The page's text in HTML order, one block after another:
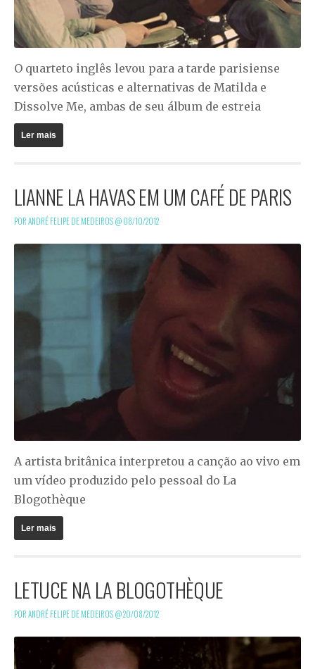
O quarteto inglês levou para a tarde parisiense
versões acústicas e alternativas de Matilda e
Dissolve Me, ambas de seu álbum de estreia
Ler mais
LIANNE LA HAVAS EM UM CAFÉ DE PARIS
POR ANDRÉ FELIPE DE MEDEIROS @08/10/2012
A artista britânica interpretou a canção ao vivo em
um vídeo produzido pelo pessoal do La
Blogothèque
Ler mais
LETUCE NA LA BLOGOTHÈQUE
POR ANDRÉ FELIPE DE MEDEIROS @20/08/2012